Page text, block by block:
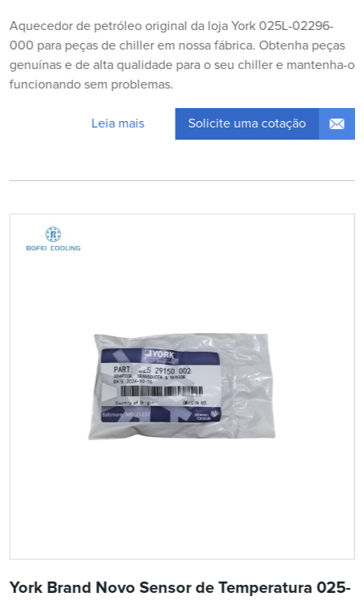
Aquecedor de petróleo original da loja York 025L-02296-
000 para peças de chiller em nossa fábrica. Obtenha peças
genuínas e de alta qualidade para o seu chiller e mantenha-o
funcionando sem problemas.
Leia mais Solicite uma cotação
York Brand Novo Sensor de Temperatura 025-